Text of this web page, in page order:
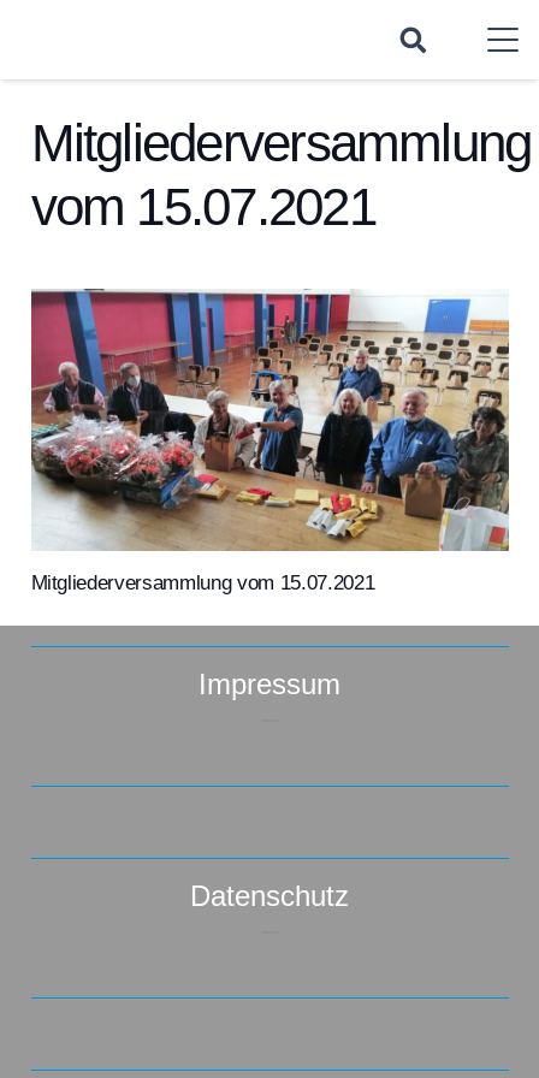
Mitgliederversammlung
vom 15.07.2021
Mitgliederversammlung vom 15.07.2021
Impressum
Datenschutz